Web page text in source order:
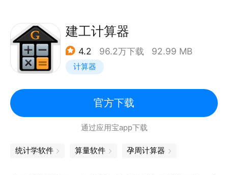
建工计算器
4.2 96.2万下载 92.99 MB
计算器
官方下载
通过应用宝app下载
统计学软件 算量软件 孕周计算器